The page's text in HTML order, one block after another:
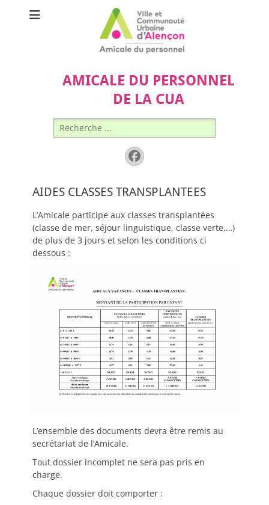
AMICALE DU PERSONNEL
DE LA CUA
Rechercher :
Facebook
AIDES CLASSES TRANSPLANTEES
L’Amicale participe aux classes transplantées
(classe de mer, séjour linguistique, classe verte,…)
de plus de 3 jours et selon les conditions ci
dessous :
L’ensemble des documents devra être remis au
secrétariat de l’Amicale.
Tout dossier incomplet ne sera pas pris en
charge.
Chaque dossier doit comporter :